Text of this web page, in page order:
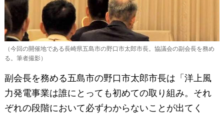
（今回の開催地である長崎県五島市の野口市太郎市長。協議会の副会長を務め
る。筆者撮影）
副会長を務める五島市の野口市太郎市長は「洋上風
力発電事業は誰にとっても初めての取り組み。それ
ぞれの段階において必ずわからないことが出てく